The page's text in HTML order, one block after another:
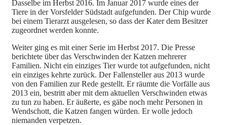
Dasselbe im Herbst 2016. Im Januar 2017 wurde eines der
Tiere in der Vorsfelder Südstadt aufgefunden. Der Chip wurde
bei einem Tierarzt ausgelesen, so dass der Kater dem Besitzer
zugeordnet werden konnte.
Weiter ging es mit einer Serie im Herbst 2017. Die Presse
berichtete über das Verschwinden der Katzen mehrerer
Familien. Nicht ein einziges Tier wurde tot aufgefunden, nicht
ein einziges kehrte zurück. Der Fallensteller aus 2013 wurde
von den Familien zur Rede gestellt. Er räumte die Vorfälle aus
2013 ein, bestritt aber mit dem aktuellen Verschwinden etwas
zu tun zu haben. Er äußerte, es gäbe noch mehr Personen in
Wendschott, die Katzen fangen würden. Er wolle jedoch
niemanden verpetzen.